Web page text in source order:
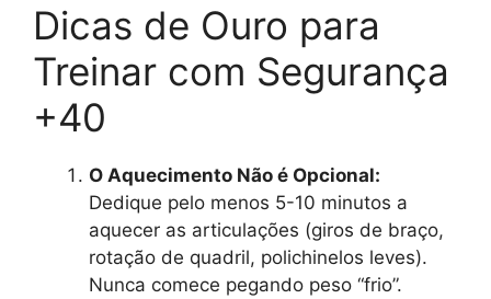
Dicas de Ouro para
Treinar com Segurança
+40
O Aquecimento Não é Opcional:
Dedique pelo menos 5-10 minutos a
aquecer as articulações (giros de braço,
rotação de quadril, polichinelos leves).
Nunca comece pegando peso “frio”.